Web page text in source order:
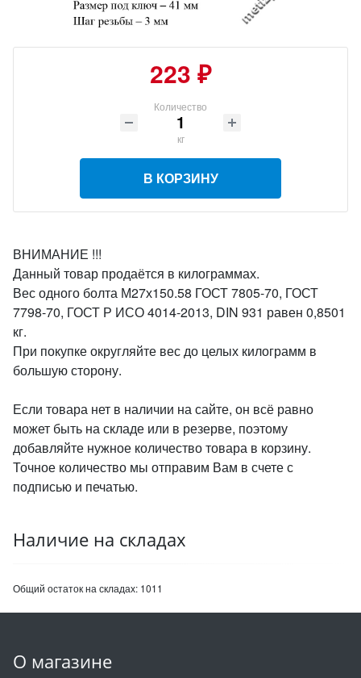
223 ₽
Количество
кг
В КОРЗИНУ
ВНИМАНИЕ !!!
Данный товар продаётся в килограммах.
Вес одного болта М27х150.58 ГОСТ 7805-70, ГОСТ
7798-70, ГОСТ Р ИСО 4014-2013, DIN 931 равен 0,8501
кг.
При покупке округляйте вес до целых килограмм в
большую сторону.
Если товара нет в наличии на сайте, он всё равно
может быть на складе или в резерве, поэтому
добавляйте нужное количество товара в корзину.
Точное количество мы отправим Вам в счете с
подписью и печатью.
Наличие на складах
Общий остаток на складах: 1011
О магазине